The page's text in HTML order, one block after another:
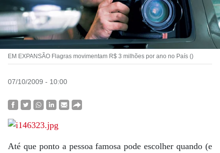
EM EXPANSÃO Flagras movimentam R$ 3 milhões por ano no País ()
07/10/2009 - 10:00
Até que ponto a pessoa famosa pode escolher quando (e